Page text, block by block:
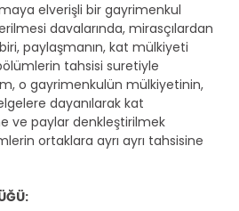
elverişli bir gayrimenkul
davalarında, mirasçılardan
paylaşmanın, kat mülkiyeti
tahsisi suretiyle
o gayrimenkulün mülkiyetinin,
dayanılarak kat
ve paylar denkleştirilmek
ortaklara ayrı ayrı tahsisine